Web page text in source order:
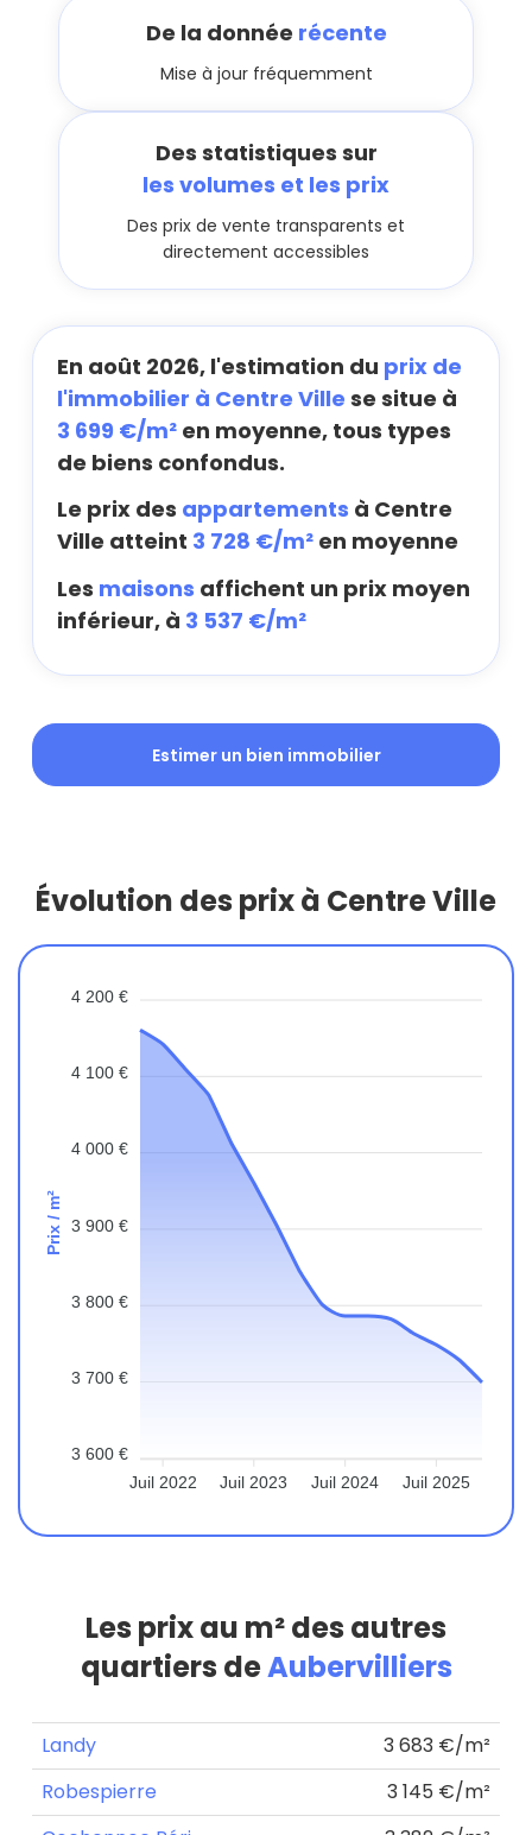
De la donnée récente
Mise à jour fréquemment
Des statistiques sur
les volumes et les prix
Des prix de vente transparents et
directement accessibles
En août 2026, l'estimation du prix de
l'immobilier à Centre Ville se situe à
3 699 €/m² en moyenne, tous types
de biens confondus.
Le prix des appartements à Centre
Ville atteint 3 728 €/m² en moyenne
Les maisons affichent un prix moyen
inférieur, à 3 537 €/m²
Estimer un bien immobilier
Évolution des prix à Centre Ville
4 200 €
4 100 €
4 000 €
3 900 €
3 800 €
3 700 €
3 600 €
Prix / m²
Juil 2022 Juil 2023 Juil 2024 Juil 2025
Les prix au m² des autres
quartiers deAubervilliers
Landy
3 683 €/m²
Robespierre
3 145 €/m²